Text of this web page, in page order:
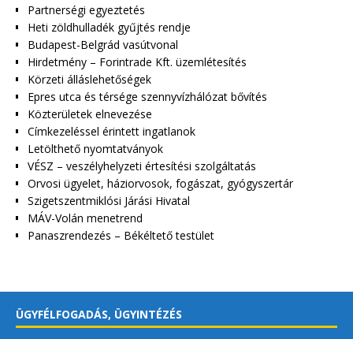
Partnerségi egyeztetés
Heti zöldhulladék gyűjtés rendje
Budapest-Belgrád vasútvonal
Hirdetmény – Forintrade Kft. üzemlétesítés
Körzeti álláslehetőségek
Epres utca és térsége szennyvízhálózat bővítés
Közterületek elnevezése
Címkezeléssel érintett ingatlanok
Letölthető nyomtatványok
VÉSZ – veszélyhelyzeti értesítési szolgáltatás
Orvosi ügyelet, háziorvosok, fogászat, gyógyszertár
Szigetszentmiklósi Járási Hivatal
MÁV-Volán menetrend
Panaszrendezés – Békéltető testület
ÜGYFÉLFOGADÁS, ÜGYINTÉZÉS